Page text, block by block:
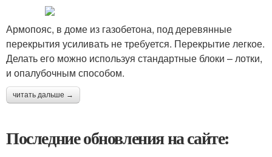
Армопояс, в доме из газобетона, под деревянные
перекрытия усиливать не требуется. Перекрытие легкое.
Делать его можно используя стандартные блоки – лотки,
и опалубочным способом.
читать дальше →
Последние обновления на сайте: